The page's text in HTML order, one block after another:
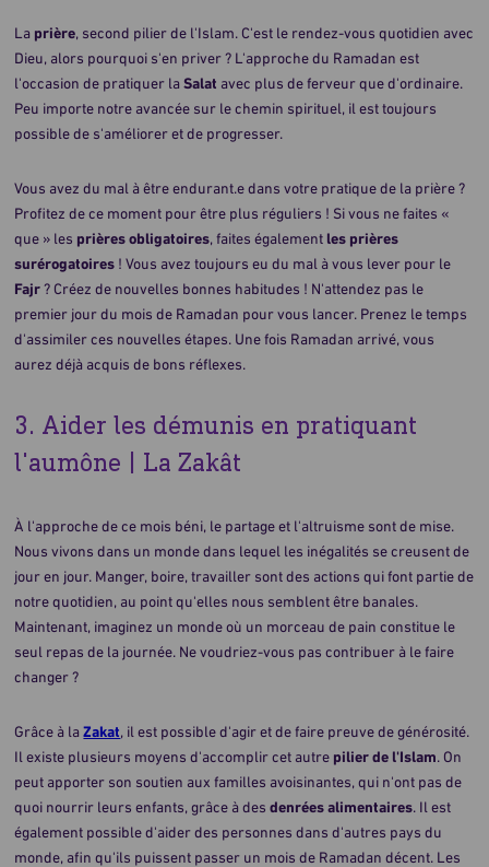
La prière, second pilier de l'Islam. C'est le rendez-vous quotidien avec
Dieu, alors pourquoi s'en priver ? L'approche du Ramadan est
l'occasion de pratiquer laSalat avec plus de ferveur que d'ordinaire.
Peu importe notre avancée sur le chemin spirituel, il est toujours
possible de s'améliorer et de progresser.
Vous avez du mal à être endurant.e dans votre pratique de la prière ?
Profitez de ce moment pour être plus réguliers ! Si vous ne faites «
que » les prières obligatoires, faites également les prières
surérogatoires ! Vous avez toujours eu du mal à vous lever pour le
Fajr? Créez de nouvelles bonnes habitudes ! N'attendez pas le
premier jour du mois de Ramadan pour vous lancer. Prenez le temps
d'assimiler ces nouvelles étapes. Une fois Ramadan arrivé, vous
aurez déjà acquis de bons réflexes.
3. Aider les démunis en pratiquant
l'aumône | La Zakât
À l'approche de ce mois béni, le partage et l'altruisme sont de mise.
Nous vivons dans un monde dans lequel les inégalités se creusent de
jour en jour. Manger, boire, travailler sont des actions qui font partie de
notre quotidien, au point qu'elles nous semblent être banales.
Maintenant, imaginez un monde où un morceau de pain constitue le
seul repas de la journée. Ne voudriez-vous pas contribuer à le faire
changer ?
Grâce à laZakat, il est possible d'agir et de faire preuve de générosité.
Il existe plusieurs moyens d'accomplir cet autre pilier de l'Islam. On
peut apporter son soutien aux familles avoisinantes, qui n'ont pas de
quoi nourrir leurs enfants, grâce à desdenrées alimentaires. Il est
également possible d'aider des personnes dans d'autres pays du
monde, afin qu'ils puissent passer un mois de Ramadan décent. Les